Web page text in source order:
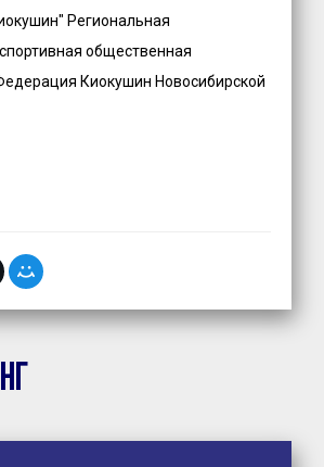
Региональная
общественная
Киокушин Новосибирской